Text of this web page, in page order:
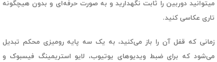
میتوانید دوربین را ثابت نگهدارید و به صورت حرفه‌ای و بدون هیچگونه
تاری عکاسی کنید.
زمانی که قفل آن را باز می‌کنید، به یک سه پایه رومیزی محکم تبدیل
می‌شود که برای ضبط ویدیوهای یوتیوب، لایو استریمینگ فیسبوک و